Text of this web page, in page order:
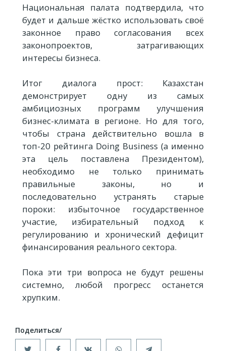
Национальная палата подтвердила, что
будет и дальше жёстко использовать своё
законное право согласования всех
законопроектов, затрагивающих
интересы бизнеса.
Итог диалога прост: Казахстан
демонстрирует одну из самых
амбициозных программ улучшения
бизнес-климата в регионе. Но для того,
чтобы страна действительно вошла в
топ-20 рейтинга Doing Business (а именно
эта цель поставлена Президентом),
необходимо не только принимать
правильные законы, но и
последовательно устранять старые
пороки: избыточное государственное
участие, избирательный подход к
регулированию и хронический дефицит
финансирования реального сектора.
Пока эти три вопроса не будут решены
системно, любой прогресс останется
хрупким.